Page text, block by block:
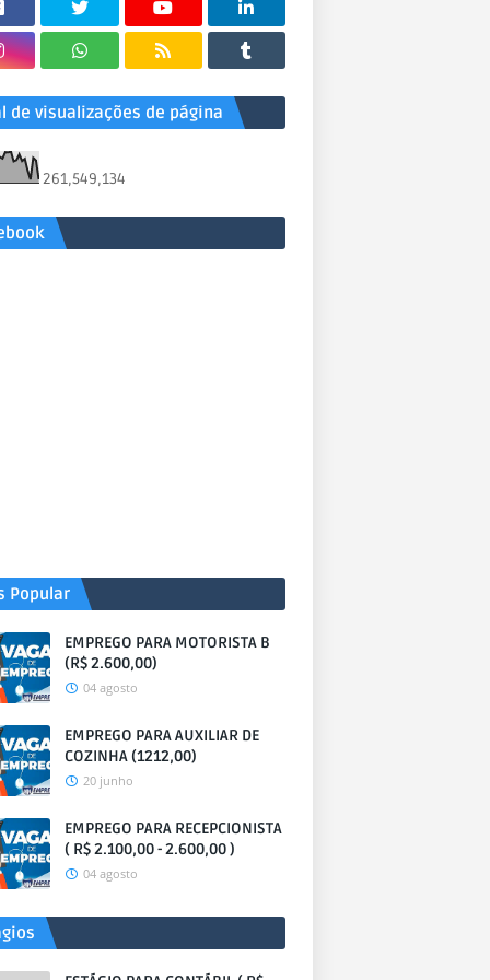
de visualizações de página
261,549,134
Popular
EMPREGO PARA MOTORISTA B
(R$ 2.600,00)
04 agosto
EMPREGO PARA AUXILIAR DE
COZINHA (1212,00)
20 junho
EMPREGO PARA RECEPCIONISTA
( R$ 2.100,00 - 2.600,00 )
04 agosto